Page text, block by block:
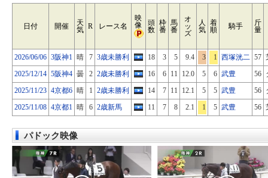
日付 開催
天
気 R レース名
映
像
頭
数
枠
番
馬
番
オ
ッ
ズ
人
気
着
順
騎手
斤
量
2026/06/06 3阪神1 晴 7 3歳未勝利 18 3 5 9.4 3 1 西塚洸二 57
2025/12/14 5阪神4 曇 2 2歳未勝利 16 6 11 12.0 5 6 武豊 56
2025/11/23 4京都6 晴 1 2歳未勝利 14 7 11 12.1 5 5 武豊 56
2025/11/08 4京都1 晴 6 2歳新馬 11 7 8 2.1 1 5 武豊 56
パドック映像